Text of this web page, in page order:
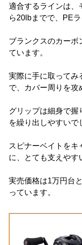
適合するラインは、
ら20lbまでで、PE
ブランクスのカーボ
ています。
実際に手に取ってみ
で、カバー周りを攻
グリップは細身で握
を繰り出しやすいで
スピナーベイトをキ
に、とても支えやす
実売価格は1万円台
っています。